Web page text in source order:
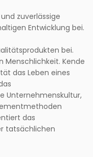
zuverlässige
Entwicklung bei.
bei.
Menschlichkeit. Kende
das Leben eines
Unternehmenskultur,
das
tatsächlichen